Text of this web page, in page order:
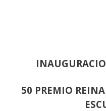
50 PREMIO